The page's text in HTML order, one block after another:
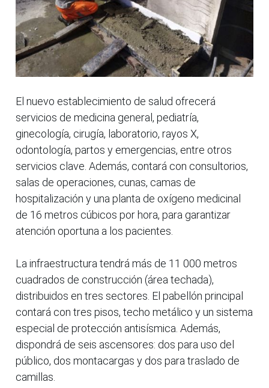
El nuevo establecimiento de salud ofrecerá
servicios de medicina general, pediatría,
ginecología, cirugía, laboratorio, rayos X,
odontología, partos y emergencias, entre otros
servicios clave. Además, contará con consultorios,
salas de operaciones, cunas, camas de
hospitalización y una planta de oxígeno medicinal
de 16 metros cúbicos por hora, para garantizar
atención oportuna a los pacientes.
La infraestructura tendrá más de 11 000 metros
cuadrados de construcción (área techada),
distribuidos en tres sectores. El pabellón principal
contará con tres pisos, techo metálico y un sistema
especial de protección antisísmica. Además,
dispondrá de seis ascensores: dos para uso del
público, dos montacargas y dos para traslado de
camillas.